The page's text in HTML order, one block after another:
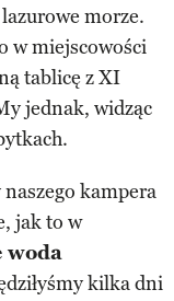
morze.
w miejscowości
tablicę z XI
jednak, widząc
kampera
jak to w
woda
kilka dni